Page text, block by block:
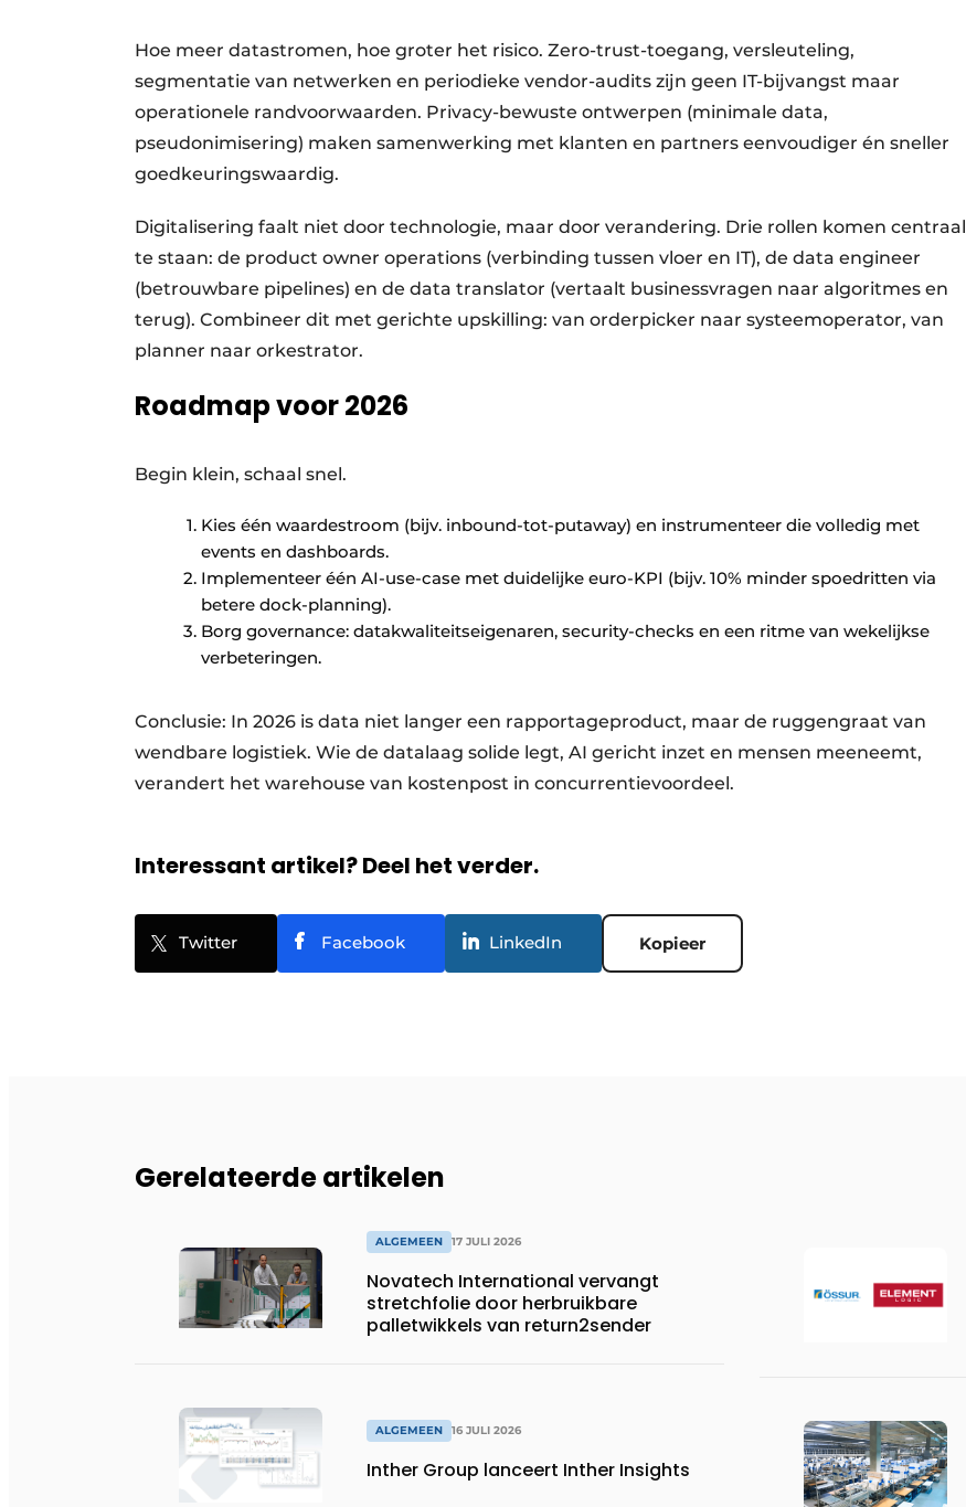
Hoe meer datastromen, hoe groter het risico. Zero-trust-toegang, versleuteling,
segmentatie van netwerken en periodieke vendor-audits zijn geen IT-bijvangst maar
operationele rand­voorwaarden. Privacy-bewuste ontwerpen (minimale data,
pseudonimisering) maken samenwerking met klanten en partners eenvoudiger én sneller
goedkeuringswaardig.
Digitalisering faalt niet door technologie, maar door verandering. Drie rollen komen centraal
te staan: de product owner operations (verbinding tussen vloer en IT), de data engineer
(betrouwbare pipelines) en de data translator (vertaalt businessvragen naar algoritmes en
terug). Combineer dit met gerichte upskilling: van orderpicker naar systeemoperator, van
planner naar orkestrator.
Roadmap voor 2026
Begin klein, schaal snel.
Kies één waardestroom (bijv. inbound-tot-putaway) en instrumenteer die volledig met
events en dashboards.
Implementeer één AI-use-case met duidelijke euro-KPI (bijv. 10% minder spoedritten via
betere dock-planning).
Borg governance: datakwaliteitseigenaren, security-checks en een ritme van wekelijkse
verbeteringen.
Conclusie: In 2026 is data niet langer een rapportageproduct, maar de ruggengraat van
wendbare logistiek. Wie de datalaag solide legt, AI gericht inzet en mensen meeneemt,
verandert het warehouse van kostenpost in concurrentievoordeel.
Interessant artikel? Deel het verder.
Twitter Facebook LinkedIn Kopieer
Gerelateerde artikelen
ALGEMEEN 17 JULI 2026
Novatech International vervangt
stretchfolie door herbruikbare
palletwikkels van return2sender
ALGEMEEN 16 JULI 2026
Inther Group lanceert Inther Insights